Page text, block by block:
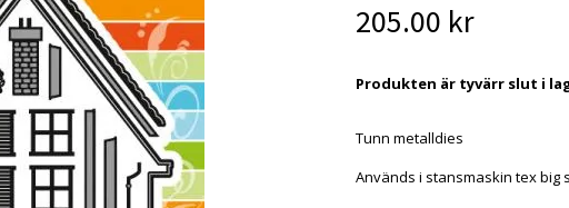
205.00 kr
Produkten är tyvärr slut i
Tunn metalldies
Används i stansmaskin tex big